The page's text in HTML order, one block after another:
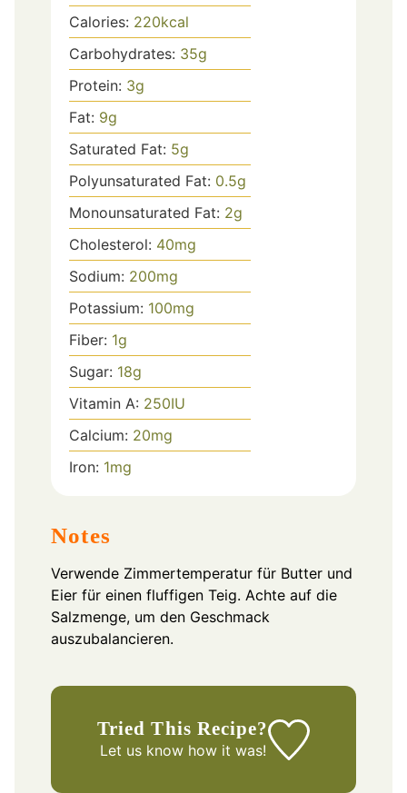
Calories: 220kcal
Carbohydrates: 35g
Protein: 3g
Fat: 9g
Saturated Fat: 5g
Polyunsaturated Fat: 0.5g
Monounsaturated Fat: 2g
Cholesterol: 40mg
Sodium: 200mg
Potassium: 100mg
Fiber: 1g
Sugar: 18g
Vitamin A: 250IU
Calcium: 20mg
Iron: 1mg
Notes
Verwende Zimmertemperatur für Butter und
Eier für einen fluffigen Teig. Achte auf die
Salzmenge, um den Geschmack
auszubalancieren.
Tried This Recipe?
Let us knowhow it was!